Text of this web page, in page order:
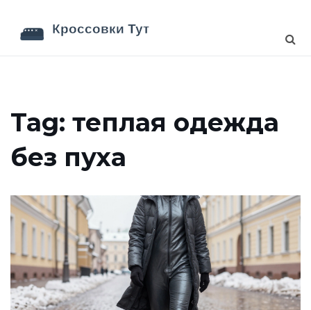
Tag: теплая одежда
без пуха